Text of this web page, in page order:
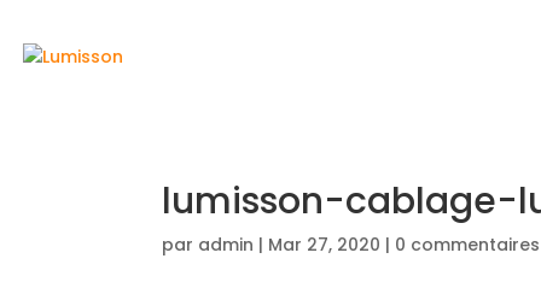
lumisson-cablage-
par admin | Mar 27, 2020 | 0 commentaires